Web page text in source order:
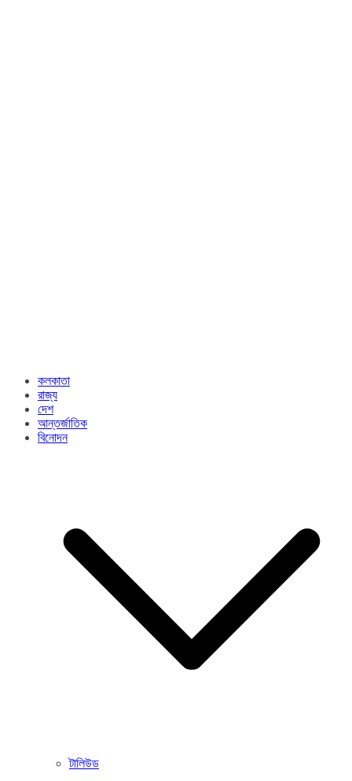
কলকাতা
রাজ্য​
দেশ
আন্তর্জাতিক
বিনোদন
টালিউড